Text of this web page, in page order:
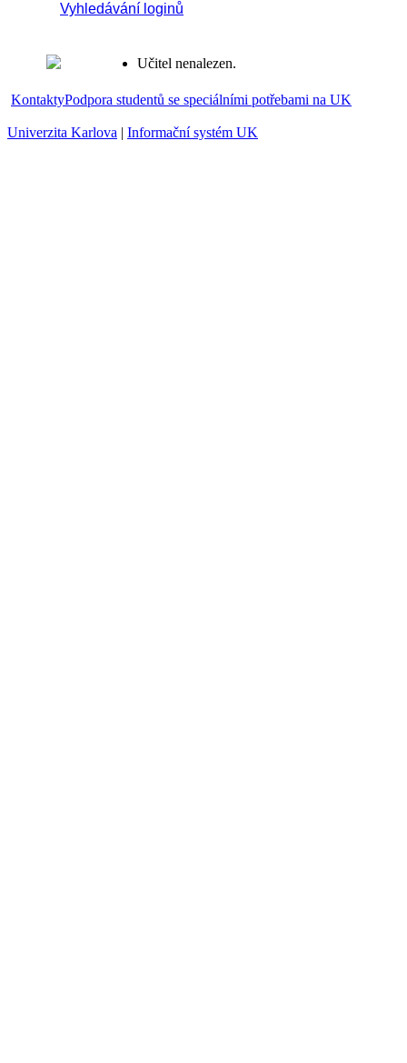
Vyhledávání loginů
Učitel nenalezen.
KontaktyPodpora studentů se speciálními potřebami na UK
Univerzita Karlova | Informační systém UK